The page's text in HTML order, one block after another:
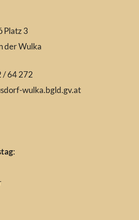
Platz 3
der Wulka
/ 64 272
wulka.bgld.gv.at
: